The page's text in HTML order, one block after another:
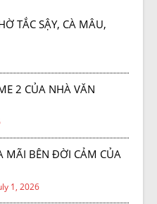
TẮC SẬY, CÀ MÂU,
2 CỦA NHÀ VĂN
MÃI BÊN ĐỜI CẢM CỦA
1, 2026